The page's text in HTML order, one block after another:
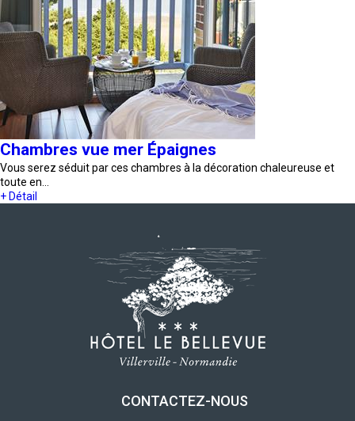
Chambres vue mer Épaignes
Vous serez séduit par ces chambres à la décoration chaleureuse et
toute en…
+ Détail
CONTACTEZ-NOUS